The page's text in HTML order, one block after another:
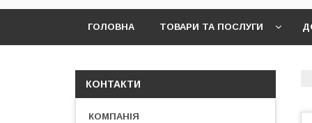
ГОЛОВНА ТОВАРИ ТА ПОСЛУГИ
КОНТАКТИ